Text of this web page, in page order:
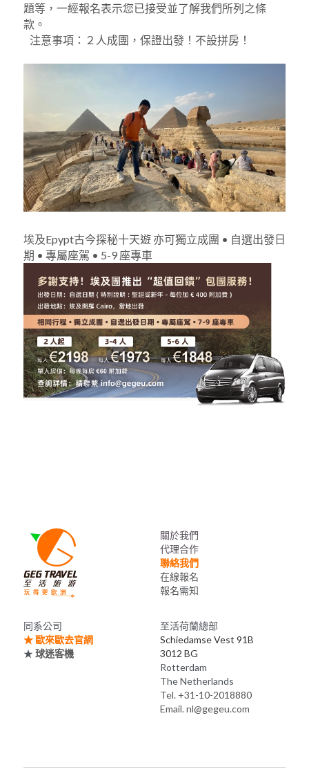
題等，一經報名表示您已接受並了解我們所列之條
款。
注意事項：２人成團，保證出發！不設拼房！
埃及Epypt古今探秘十天遊 亦可獨立成團 • 自選出發日
期 • 專屬座駕 • 5-9 座專車
關於我們
代理合作
聯絡我們
在線報名
報名需知
同系公司
★ 歐來歐去官網
★ 球迷客機
至活荷蘭總部
Schiedamse Vest 91B
3012 BG
Rotterdam
The Netherlands
Tel. +31-10-2018880
Email. nl@gegeu.com